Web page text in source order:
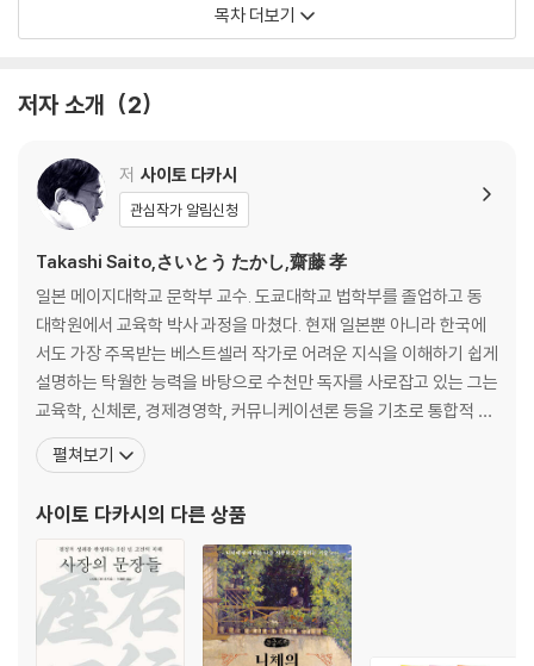
함께 있다고 다 좋은 영향을 주고받는 것은 아니다
상대적으로 평가하지 말고 절대적으로 평가하라
중요한 순간에는 관계도 끊어라
혼자 잘 설 수 있어야 함께 잘 설 수 있다
세상과의 거리 두기가 필요할 때
3. 기대를 현실로 바꾸는 혼자만의 시간
지금 자신의 상태부터 파악하라
외로움을 극복하기 위한 세 가지 기술
자기 긍정의 힘을 키워라
생각만으로 안정감을 주는 마인드컨트롤
생각의 균형을 잡아라
마음을 안정시키는 소리는 따로 있다
나만의 창의적인 방법으로 재충전하라
4. 혼자인 시간이 나에게 가르쳐주는 것들
목차 더보기
저자 소개 2
저 사이토 다카시
관심작가 알림신청
Takashi Saito,さいとう たかし,齋藤 孝
일본 메이지대학교 문학부 교수. 도쿄대학교 법학부를 졸업하고 동
대학원에서 교육학 박사 과정을 마쳤다. 현재 일본뿐 아니라 한국에
서도 가장 주목받는 베스트셀러 작가로 어려운 지식을 이해하기 쉽게
설명하는 탁월한 능력을 바탕으로 수천만 독자를 사로잡고 있는 그는
교육학, 신체론, 경제경영학, 커뮤니케이션론 등을 기초로 통합적 지
식을 담은 관련 서적을 다수 집필했다. 학창 시절 누구나 배운 세계사.
하지만 세계사의 커다란 흐름을 이야기해보라고 하면 자기 나름의 분
많지 않다. 그것은 학창 시절 역사를 공부할 때 연호
펼쳐보기
사이토 다카시 의 다른 상품